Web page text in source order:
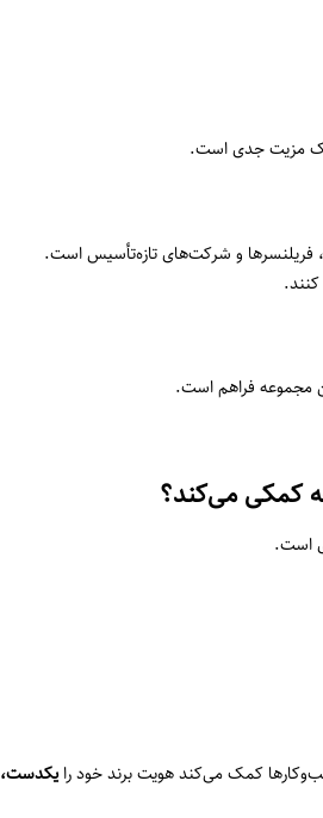
یک مزیت جدی است.
فریلنسرها و شرکت‌های تازه‌تأسیس است.
مجموعه فراهم است.
کمکی می‌کند؟
است.
کمک می‌کند هویت برند خود رایکدست،